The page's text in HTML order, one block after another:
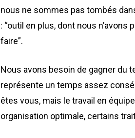
nous ne sommes pas tombés
: “outil en plus, dont nous
faire”.
Nous avons besoin de gagner du
représente un temps assez
êtes vous, mais le travail en
organisation optimale, certains